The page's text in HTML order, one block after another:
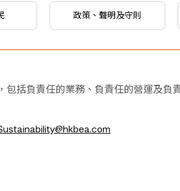
政策、聲明及守則
括負責任的業務、負責任的營運及